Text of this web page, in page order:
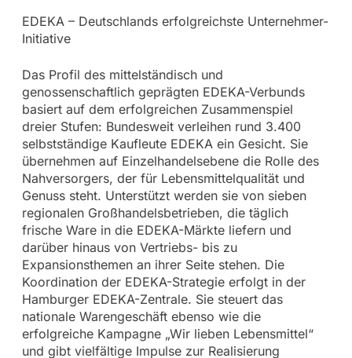
EDEKA – Deutschlands erfolgreichste Unternehmer-
Initiative
Das Profil des mittelständisch und
genossenschaftlich geprägten EDEKA-Verbunds
basiert auf dem erfolgreichen Zusammenspiel
dreier Stufen: Bundesweit verleihen rund 3.400
selbstständige Kaufleute EDEKA ein Gesicht. Sie
übernehmen auf Einzelhandelsebene die Rolle des
Nahversorgers, der für Lebensmittelqualität und
Genuss steht. Unterstützt werden sie von sieben
regionalen Großhandelsbetrieben, die täglich
frische Ware in die EDEKA-Märkte liefern und
darüber hinaus von Vertriebs- bis zu
Expansionsthemen an ihrer Seite stehen. Die
Koordination der EDEKA-Strategie erfolgt in der
Hamburger EDEKA-Zentrale. Sie steuert das
nationale Warengeschäft ebenso wie die
erfolgreiche Kampagne „Wir lieben Lebensmittel“
und gibt vielfältige Impulse zur Realisierung